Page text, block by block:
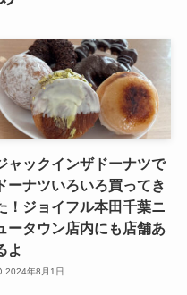
ャックインザドーナツで
ーナツいろいろ買ってき
！ジョイフル本田千葉ニ
ータウン店内にも店舗あ
よ
2024年8月1日